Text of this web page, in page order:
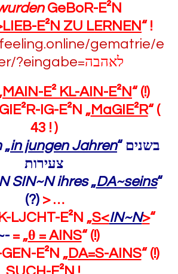
GeBoR-E²N
E²N ZU LERNEN“ !
gematrie/e
?eingabe=לאהבה
MAIN-E² KL-AIN-E²N“ (!)
IG-E²N „MaGIE²R“ (
43 ! )
„in jungen Jahren“ בשנים
צעירות
SIN~N ihres„DA~seins“
(?) > …
LJCHT-E²N „S<IN~N>“
= „θ = AINS“ (!)
E²N „DA=S-AINS“ (!)